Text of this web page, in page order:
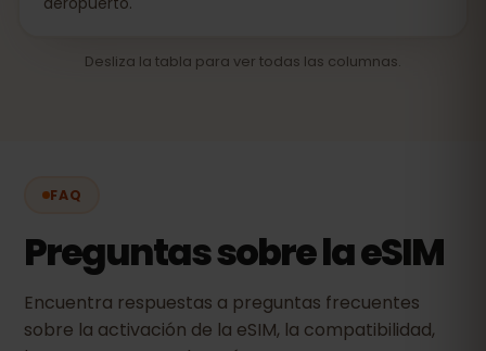
Desliza la tabla para ver todas las columnas.
FAQ
Preguntas sobre la eSIM
Encuentra respuestas a preguntas frecuentes
sobre la activación de la eSIM, la compatibilidad,